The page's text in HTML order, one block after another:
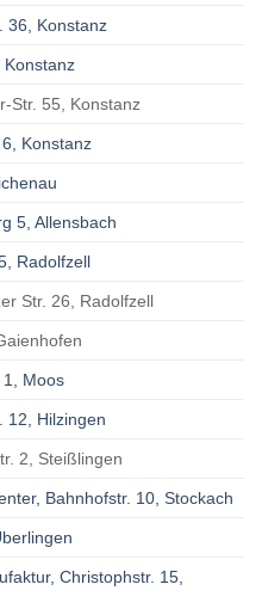
36, Konstanz
Konstanz
Str. 55, Konstanz
Konstanz
5, Allensbach
Radolfzell
Str. 26, Radolfzell
1, Moos
12, Hilzingen
2, Steißlingen
Bahnhofstr. 10, Stockach
Christophstr. 15,